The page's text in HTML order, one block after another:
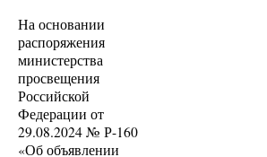
На основании
распоряжения
министерства
просвещения
Российской
Федерации от
29.08.2024 № Р-160
«Об объявлении